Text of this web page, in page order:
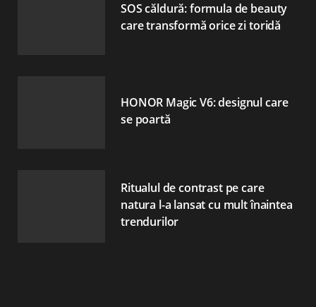
SOS căldură: formula de beauty
care transformă orice zi toridă
HONOR Magic V6: designul care
se poartă
Ritualul de contrast pe care
natura l-a lansat cu mult înaintea
trendurilor